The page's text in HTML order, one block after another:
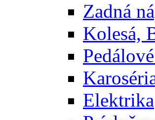
Zadná
Kolesá,
Elektrika